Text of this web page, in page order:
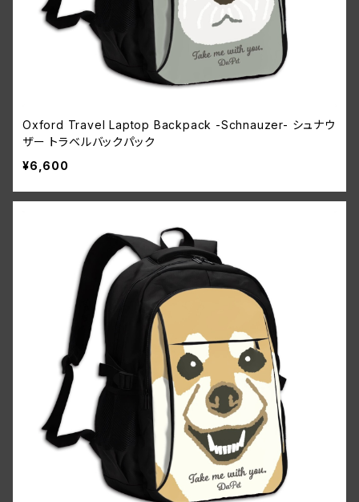
Oxford Travel Laptop Backpack -Schnauzer- シュナウ
ザー トラベルバックパック
¥6,600